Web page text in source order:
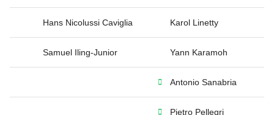
Hans Nicolussi Caviglia Karol Linetty
Samuel Iling-Junior Yann Karamoh
Antonio Sanabria
Pietro Pellegri